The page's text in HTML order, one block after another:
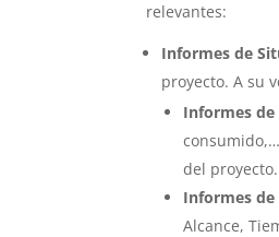
relevantes:
Informes de
proyecto. A su
Informes de
del proyecto.
Informes de
Alcance,